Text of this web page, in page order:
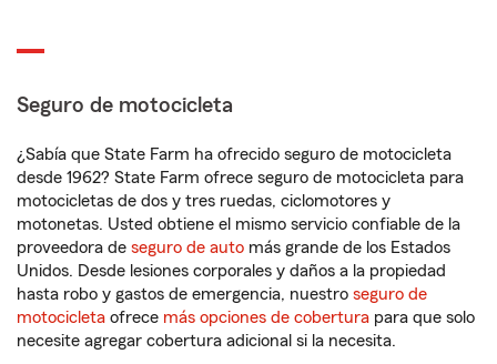
Seguro de motocicleta
¿Sabía que State Farm ha ofrecido seguro de motocicleta
desde 1962? State Farm ofrece seguro de motocicleta para
motocicletas de dos y tres ruedas, ciclomotores y
motonetas. Usted obtiene el mismo servicio confiable de la
proveedora de seguro de auto más grande de los Estados
Unidos. Desde lesiones corporales y daños a la propiedad
hasta robo y gastos de emergencia, nuestro seguro de
motocicleta ofrece más opciones de cobertura para que solo
necesite agregar cobertura adicional si la necesita.